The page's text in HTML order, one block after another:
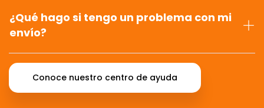
¿Qué hago si tengo un problema con mi
envío?
Conoce nuestro centro de ayuda